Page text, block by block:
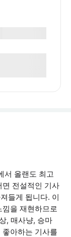
올랜도 최고
전설적인 기사
들게 됩니다. 이
을 재현하므로
, 매사냥, 승마
아하는 기사를